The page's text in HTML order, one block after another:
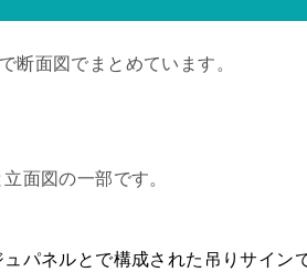
断面図でまとめています。
面図の一部です。
パネルとで構成された吊りサイン